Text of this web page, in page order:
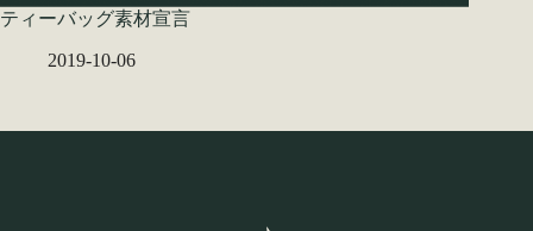
ティーバッグ素材宣言
2019-10-06